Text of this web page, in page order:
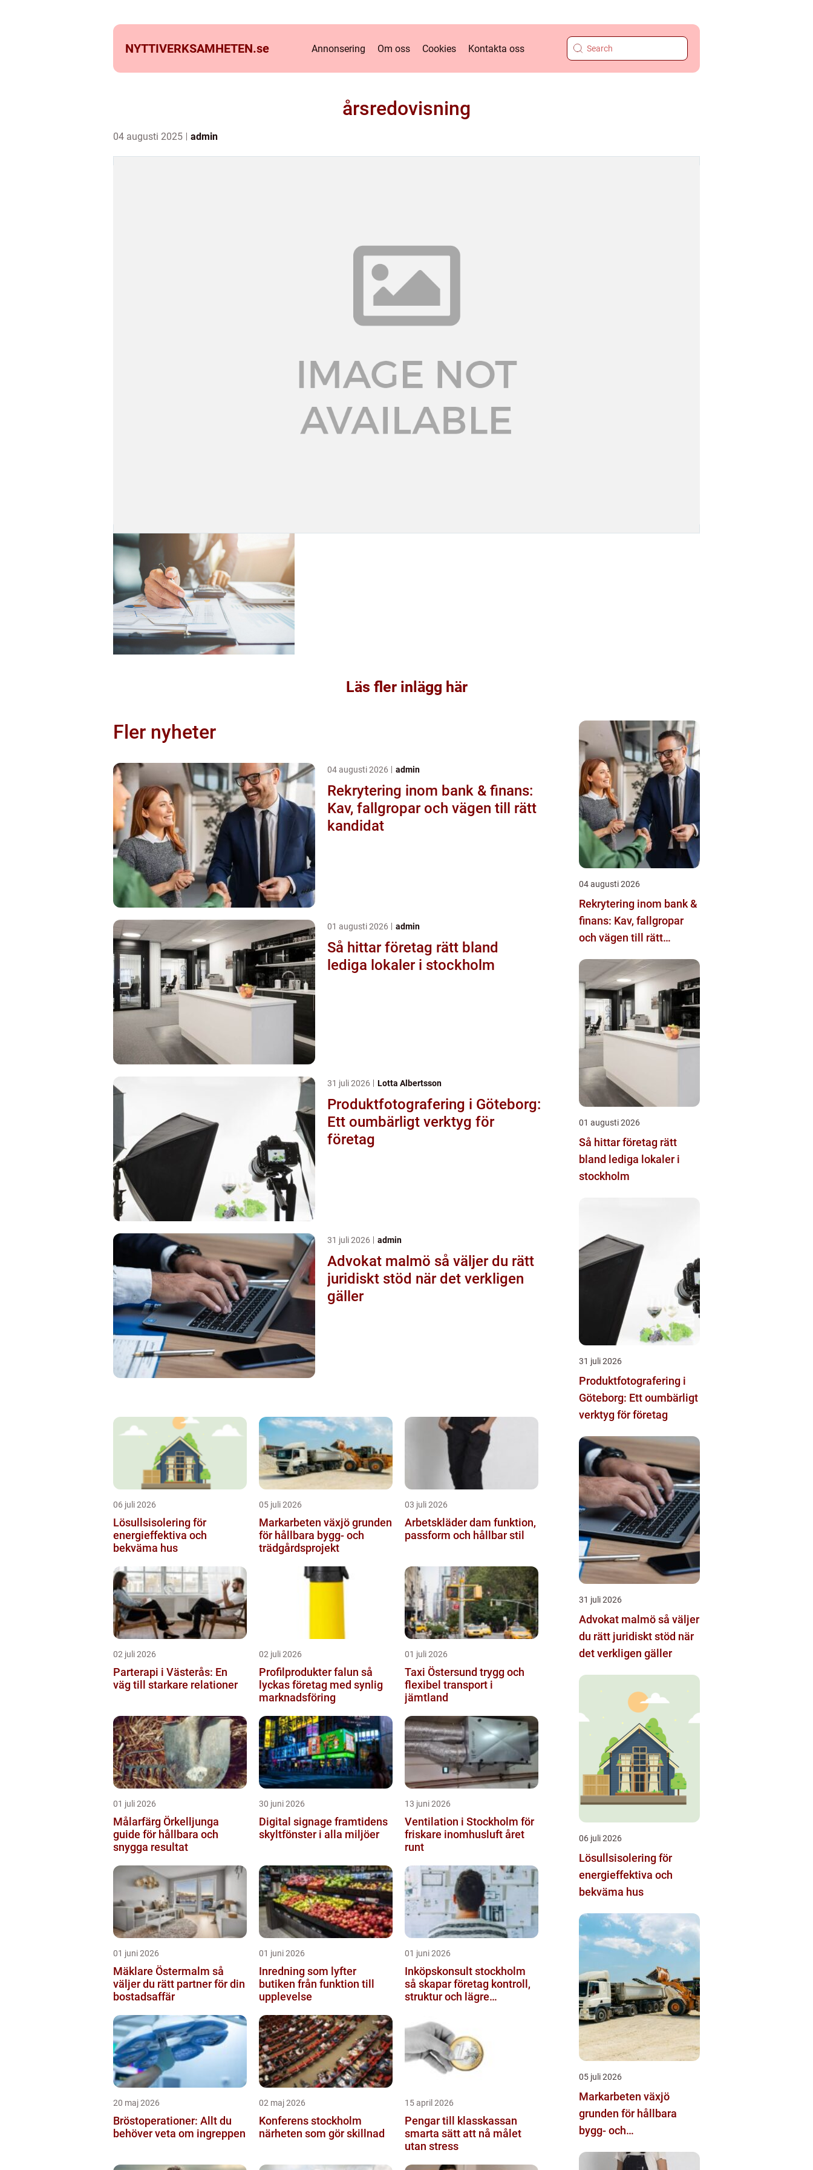
NYTTIVERKSAMHETEN.se Annonsering Om oss Cookies Kontakta oss
årsredovisning
04 augusti 2025 admin
Läs fler inlägg här
Fler nyheter
04 augusti 2026 admin
Rekrytering inom bank & finans:
Kav, fallgropar och vägen till rätt
kandidat
01 augusti 2026 admin
Så hittar företag rätt bland
lediga lokaler i stockholm
31 juli 2026 Lotta Albertsson
Produktfotografering i Göteborg:
Ett oumbärligt verktyg för
företag
31 juli 2026 admin
Advokat malmö så väljer du rätt
juridiskt stöd när det verkligen
gäller
06 juli 2026
Lösullsisolering för
energieffektiva och
bekväma hus
05 juli 2026
Markarbeten växjö grunden
för hållbara bygg- och
trädgårdsprojekt
03 juli 2026
Arbetskläder dam funktion,
passform och hållbar stil
02 juli 2026
Parterapi i Västerås: En
väg till starkare relationer
02 juli 2026
Profilprodukter falun så
lyckas företag med synlig
marknadsföring
01 juli 2026
Taxi Östersund trygg och
flexibel transport i
jämtland
01 juli 2026
Målarfärg Örkelljunga
guide för hållbara och
snygga resultat
30 juni 2026
Digital signage framtidens
skyltfönster i alla miljöer
13 juni 2026
Ventilation i Stockholm för
friskare inomhusluft året
runt
01 juni 2026
Mäklare Östermalm så
väljer du rätt partner för din
bostadsaffär
01 juni 2026
Inredning som lyfter
butiken från funktion till
upplevelse
01 juni 2026
Inköpskonsult stockholm
så skapar företag kontroll,
struktur och lägre
20 maj 2026
Bröstoperationer: Allt du
behöver veta om ingreppen
02 maj 2026
Konferens stockholm
närheten som gör skillnad
15 april 2026
Pengar till klasskassan
smarta sätt att nå målet
utan stress
04 augusti 2026
Rekrytering inom bank &
finans: Kav, fallgropar
och vägen till rätt
01 augusti 2026
Så hittar företag rätt
bland lediga lokaler i
stockholm
31 juli 2026
Produktfotografering i
Göteborg: Ett oumbärligt
verktyg för företag
31 juli 2026
Advokat malmö så väljer
du rätt juridiskt stöd när
det verkligen gäller
06 juli 2026
Lösullsisolering för
energieffektiva och
bekväma hus
05 juli 2026
Markarbeten växjö
grunden för hållbara
bygg- och